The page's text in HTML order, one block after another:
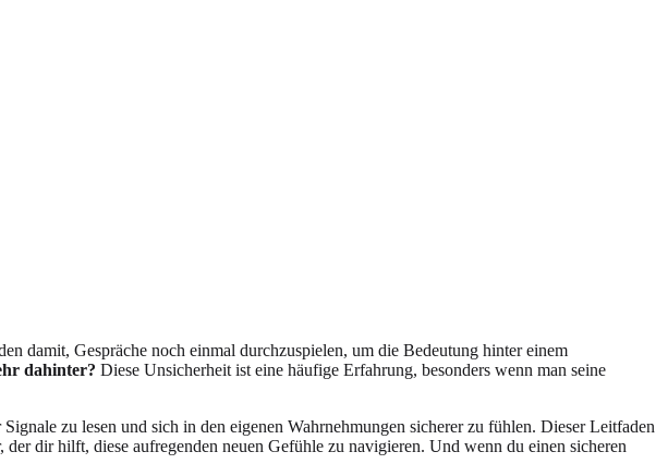
damit, Gespräche noch einmal durchzuspielen, um die Bedeutung hinter einem
dahinter? Diese Unsicherheit ist eine häufige Erfahrung, besonders wenn man seine
zu lesen und sich in den eigenen Wahrnehmungen sicherer zu fühlen. Dieser Leitfaden
dir hilft, diese aufregenden neuen Gefühle zu navigieren. Und wenn du einen sicheren